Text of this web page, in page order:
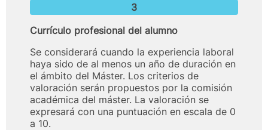
3
Currículo profesional del alumno
Se considerará cuando la experiencia laboral
haya sido de al menos un año de duración en
el ámbito del Máster. Los criterios de
valoración serán propuestos por la comisión
académica del máster. La valoración se
expresará con una puntuación en escala de 0
a 10.